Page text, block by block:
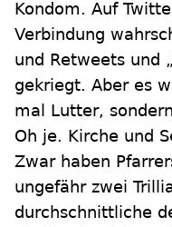
Kondom. Auf
Verbindung
und Retweets und
gekriegt. Aber es
mal Lutter,
Oh je. Kirche und
Zwar haben
ungefähr zwei
durchschnittliche